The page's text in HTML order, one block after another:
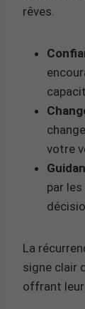
rêves.
votre
par
La
signe clair
offrant leur